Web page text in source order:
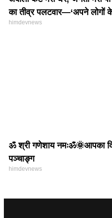
का तीव्र पलटवार—‘अपने लोगों
himdevnews
ॐ श्री गणेशाय नमःॐ🌞आपका
पञ्चाङ्ग
himdevnews